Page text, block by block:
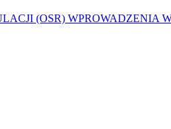
(OSR) WPROWADZENIA